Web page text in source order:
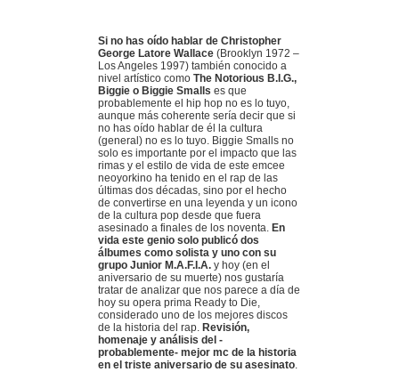
Si no has oído hablar de Christopher
George Latore Wallace (Brooklyn 1972 –
Los Angeles 1997) también conocido a
nivel artístico como The Notorious B.I.G.,
Biggie o Biggie Smalls es que
probablemente el hip hop no es lo tuyo,
aunque más coherente sería decir que si
no has oído hablar de él la cultura
(general) no es lo tuyo. Biggie Smalls no
solo es importante por el impacto que las
rimas y el estilo de vida de este emcee
neoyorkino ha tenido en el rap de las
últimas dos décadas, sino por el hecho
de convertirse en una leyenda y un icono
de la cultura pop desde que fuera
asesinado a finales de los noventa. En
vida este genio solo publicó dos
álbumes como solista y uno con su
grupo Junior M.A.F.I.A. y hoy (en el
aniversario de su muerte) nos gustaría
tratar de analizar que nos parece a día de
hoy su opera prima Ready to Die,
considerado uno de los mejores discos
de la historia del rap. Revisión,
homenaje y análisis del -
probablemente- mejor mc de la historia
en el triste aniversario de su asesinato.